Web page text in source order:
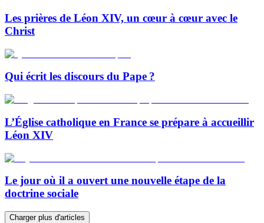
Les prières de Léon XIV, un cœur à cœur avec le
Christ
Qui écrit les discours du Pape ?
L’Église catholique en France se prépare à accueillir
Léon XIV
Le jour où il a ouvert une nouvelle étape de la
doctrine sociale
Charger plus d'articles